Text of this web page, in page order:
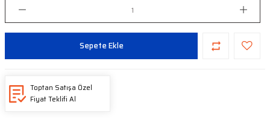
Sepete Ekle
Toptan Satışa Özel
Fiyat Teklifi Al